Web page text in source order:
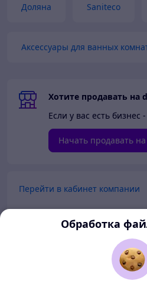
Доляна Saniteco
Аксессуары для ванных
Хотите продавать на
Если у вас есть
Начать продавать
Перейти в кабинет компании
Перейти в личный кабинет
Обработка